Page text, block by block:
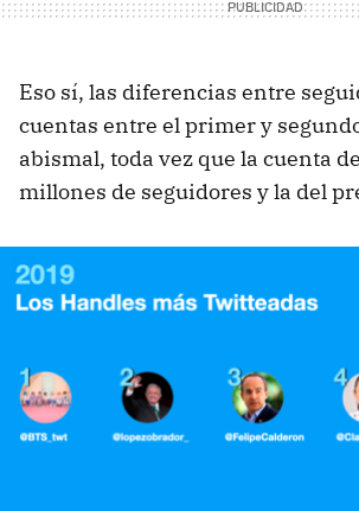
Eso sí, las diferencias entre
cuentas entre el primer y
abismal, toda vez que la cuenta
millones de seguidores y la del